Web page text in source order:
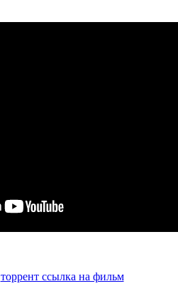
торрент ссылка на фильм